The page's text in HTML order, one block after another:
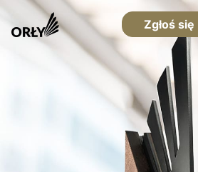
Zgłoś się